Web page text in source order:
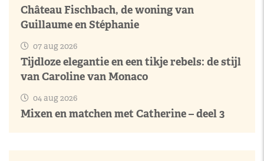
Château Fischbach, de woning van
Guillaume en Stéphanie
07 aug 2026
Tijdloze elegantie en een tikje rebels: de stijl
van Caroline van Monaco
04 aug 2026
Mixen en matchen met Catherine – deel 3